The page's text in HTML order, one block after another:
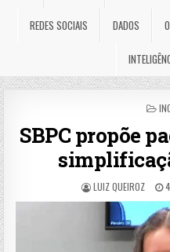
REDES SOCIAIS DADOS
SBPC propõe
LUIZ QUEIROZ 4